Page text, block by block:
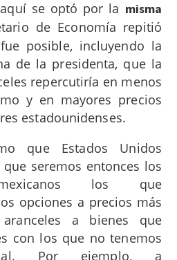
se optó por la misma
de Economía repitió
posible, incluyendo la
de la presidenta, que la
repercutiría en menos
y en mayores precios
estadounidenses.
que Estados Unidos
seremos entonces los
mexicanos los que
opciones a precios más
a bienes que
con los que no tenemos
Por ejemplo, a